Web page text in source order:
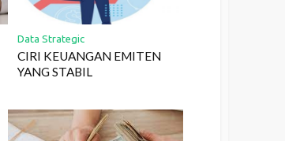
Data Strategic
CIRI KEUANGAN EMITEN
YANG STABIL